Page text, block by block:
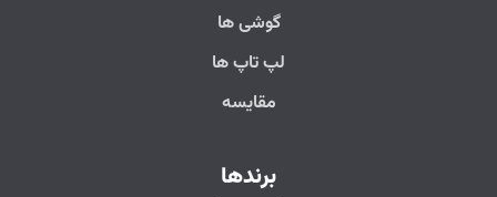
گوشی ها
لپ تاپ ها
مقایسه
برندها